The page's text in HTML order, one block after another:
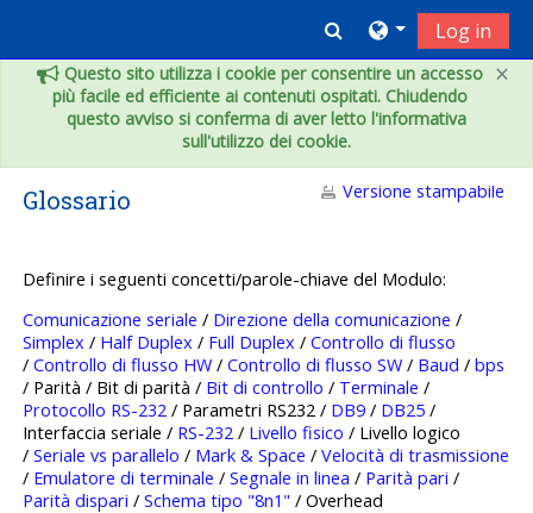
×
Questo sito utilizza i cookie per consentire un accesso
più facile ed efficiente ai contenuti ospitati. Chiudendo
questo avviso si conferma di aver letto l'informativa
sull'utilizzo dei cookie.
Toggle search
Log in
Glossario Versione stampabile
Definire i seguenti concetti/parole-chiave del Modulo:
Comunicazione seriale / Direzione della comunicazione /
Simplex / Half Duplex / Full Duplex /Controllo di flusso
/Controllo di flusso HW /Controllo di flusso SW / Baud /bps
/ Parità / Bit di parità / Bit di controllo / Terminale /
Protocollo RS-232 / Parametri RS232 / DB9 / DB25 /
Interfaccia seriale / RS-232 / Livello fisico / Livello logico
/Seriale vs parallelo / Mark & Space /Velocità di trasmissione
/ Emulatore di terminale /Segnale in linea / Parità pari /
Parità dispari /Schema tipo "8n1" / Overhead